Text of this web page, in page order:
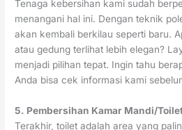
Tenaga kebersihan kami sudah
menangani hal ini. Dengan teknik
akan kembali berkilau seperti baru.
atau gedung terlihat lebih elegan?
menjadi pilihan tepat. Ingin tahu
Anda bisa cek informasi kami
5. Pembersihan Kamar Mandi/
Terakhir, toilet adalah area yang